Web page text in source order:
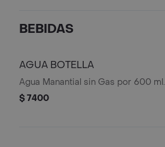
BEBIDAS
AGUA BOTELLA
Agua Manantial sin Gas por 600 ml.
$ 7400